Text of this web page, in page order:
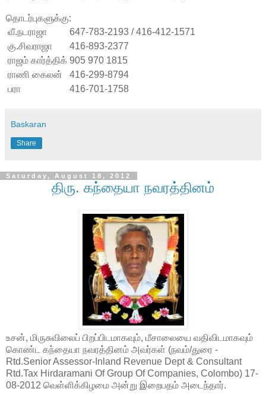
தொடர்புகளுக்கு:
வீ.நடராஜா
647-783-2193 / 416-412-1571
கு.சிவராஜா
416-893-2377
ராஜம் கார்த்திக் 905 970 1815
ராணி கைலன்
416-299-8794
பரா
416-701-1758
Baskaran
Share
Saturday, August 18, 2012
திரு. கந்தையா நவரத்தினம்
உசன், மிருசுவிலைப் பிறப்பிடமாகவும், மீசாலையை வதிவிடமாகவும்
கொண்ட கந்தையா நவரத்தினம் அவர்கள் (நவம்/துரை -
Rtd.Senior Assessor-Inland Revenue Dept & Consultant
Rtd.Tax Hirdaramani Of Group Of Companies, Colombo) 17-
08-2012 வெள்ளிக்கிழமை அன்று இறைபதம் அடைந்தார்.